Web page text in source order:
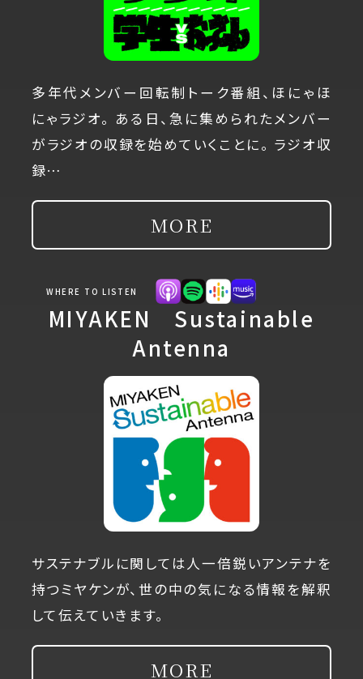
多年代メンバー回転制トーク番組、ほにゃほ
にゃラジオ。 ある日、急に集められたメンバー
がラジオの収録を始めていくことに。 ラジオ収
録…
MORE
WHERE TO LISTEN
MIYAKEN Sustainable
Antenna
サステナブルに関しては人一倍鋭いアンテナを
持つミヤケンが、世の中の気になる情報を解釈
して伝えていきます。
MORE